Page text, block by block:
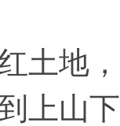
地，
山下